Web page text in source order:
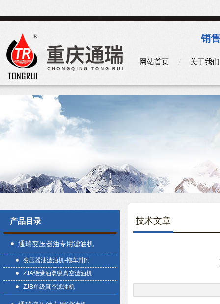
销
网站首页 关于我们
产品目录
通瑞变压器油专用滤油机
变压器油滤油机-拖车封闭
ZJA绝缘油双级真空滤油机
ZJB单级真空滤油机
技术文章